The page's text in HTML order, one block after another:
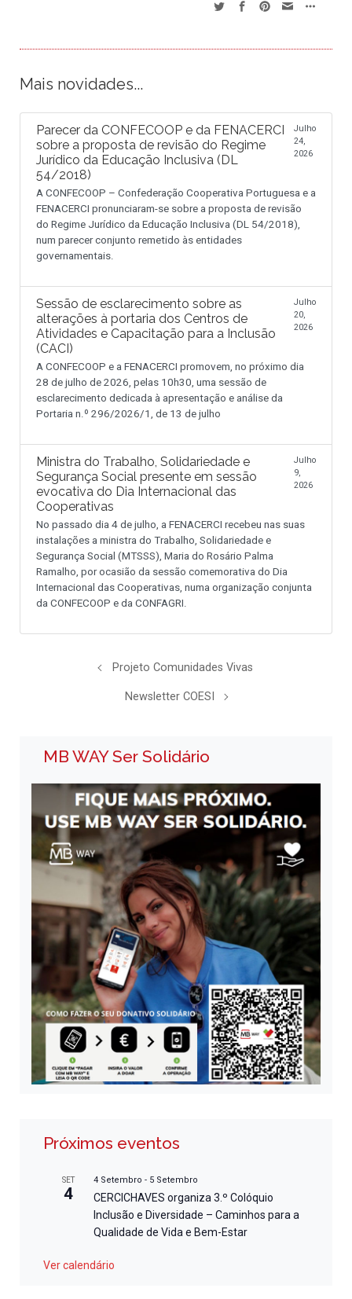
Mais novidades...
Parecer da CONFECOOP e da FENACERCI
sobre a proposta de revisão do Regime
Jurídico da Educação Inclusiva (DL
54/2018)
Julho
24,
2026
A CONFECOOP – Confederação Cooperativa Portuguesa e a
FENACERCI pronunciaram-se sobre a proposta de revisão
do Regime Jurídico da Educação Inclusiva (DL 54/2018),
num parecer conjunto remetido às entidades
governamentais.
Sessão de esclarecimento sobre as
alterações à portaria dos Centros de
Atividades e Capacitação para a Inclusão
(CACI)
Julho
20,
2026
A CONFECOOP e a FENACERCI promovem, no próximo dia
28 de julho de 2026, pelas 10h30, uma sessão de
esclarecimento dedicada à apresentação e análise da
Portaria n.º 296/2026/1, de 13 de julho
Ministra do Trabalho, Solidariedade e
Segurança Social presente em sessão
evocativa do Dia Internacional das
Cooperativas
Julho
9,
2026
No passado dia 4 de julho, a FENACERCI recebeu nas suas
instalações a ministra do Trabalho, Solidariedade e
Segurança Social (MTSSS), Maria do Rosário Palma
Ramalho, por ocasião da sessão comemorativa do Dia
Internacional das Cooperativas, numa organização conjunta
da CONFECOOP e da CONFAGRI.
Projeto Comunidades Vivas
Newsletter COESI
MB WAY Ser Solidário
Próximos eventos
SET
4
4 Setembro - 5 Setembro
CERCICHAVES organiza 3.º Colóquio
Inclusão e Diversidade – Caminhos para a
Qualidade de Vida e Bem-Estar
Ver calendário